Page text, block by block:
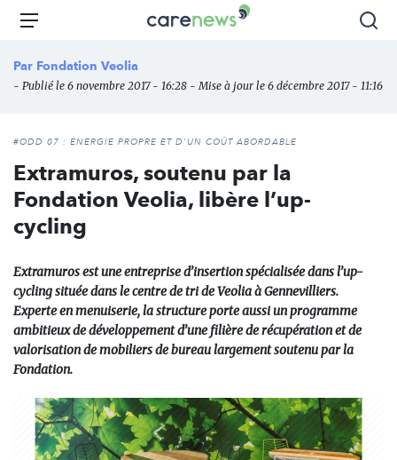
Aller
principal
Carenews,
des
l'engagement
Menu
Par Fondation Veolia
- Publié le 6 novembre 2017 - 16:28 - Mise à jour le 6 décembre 2017 - 11:16
#ODD 07 : ÉNERGIE PROPRE ET D'UN COÛT ABORDABLE
Extramuros, soutenu par la
Fondation Veolia, libère l’up-
cycling
Extramuros est une entreprise d’insertion spécialisée dans l’up-
cycling située dans le centre de tri de Veolia à Gennevilliers.
Experte en menuiserie, la structure porte aussi un programme
ambitieux de développement d’une filière de récupération et de
valorisation de mobiliers de bureau largement soutenu par la
Fondation.